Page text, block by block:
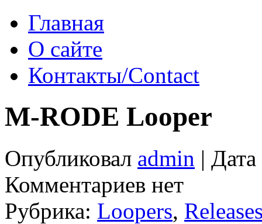
Главная
О сайте
Контакты/Contact
M-RODE Looper
Опубликовал admin |
Комментариев нет
Рубрика: Loopers,